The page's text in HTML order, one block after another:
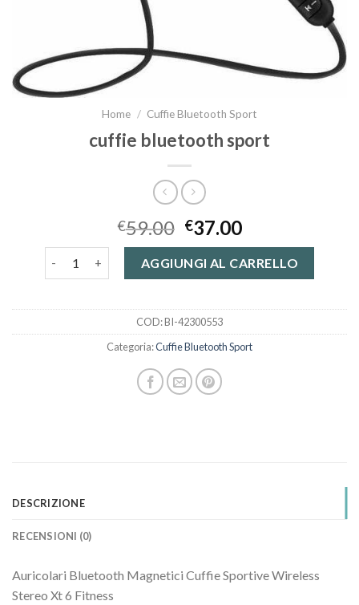
Home / Cuffie Bluetooth Sport
cuffie bluetooth sport
€59.00 €37.00
AGGIUNGI AL CARRELLO
COD:BI-42300553
Categoria:Cuffie Bluetooth Sport
DESCRIZIONE
RECENSIONI (0)
Auricolari Bluetooth Magnetici Cuffie Sportive Wireless
Stereo Xt 6 Fitness